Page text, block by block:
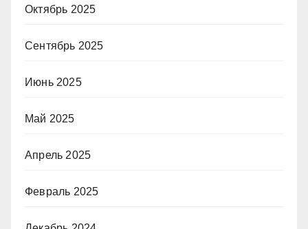
Октябрь 2025
Сентябрь 2025
Июнь 2025
Май 2025
Апрель 2025
Февраль 2025